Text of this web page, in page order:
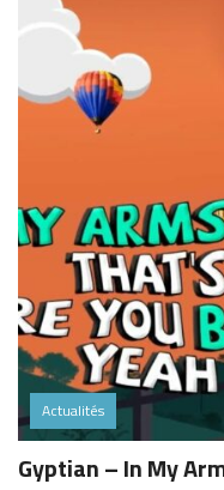
Actualités
Gyptian – In My